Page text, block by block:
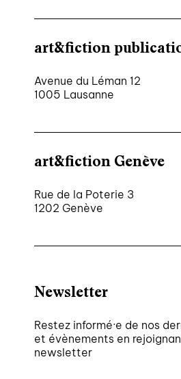
art&fiction
Avenue du Léman 12
1005 Lausanne
art&fiction Genève
Rue de la Poterie 3
1202 Genève
Newsletter
Restez informé·e de nos
et évènements en
newsletter